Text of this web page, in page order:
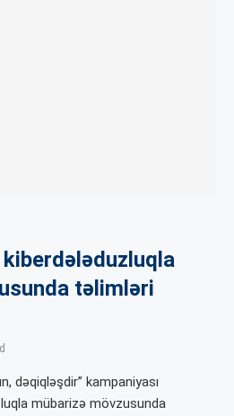
kiberdələduzluqla
təlimləri
dəqiqləşdir” kampaniyası
mübarizə mövzusunda